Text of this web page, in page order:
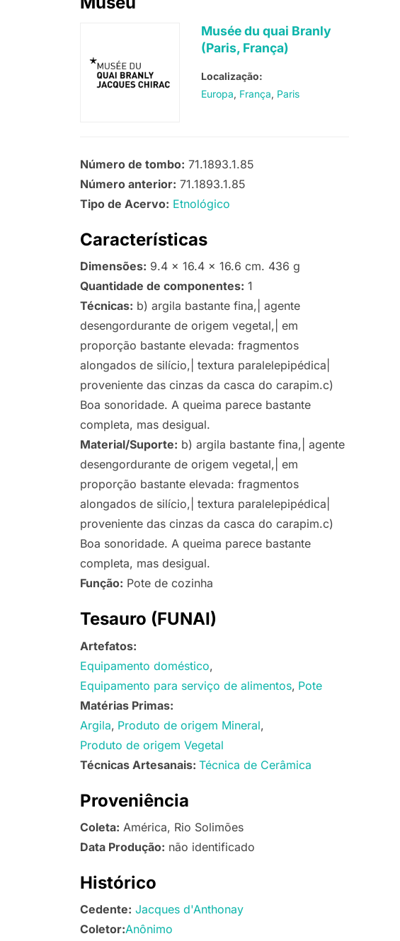
Musée du quai Branly
(Paris, França)
Localização:
Europa França Paris
Número de tombo: 71.1893.1.85
Número anterior: 71.1893.1.85
Tipo de Acervo: Etnológico
Características
Dimensões: 9.4 x 16.4 x 16.6 cm. 436 g
Quantidade de componentes: 1
Técnicas: b) argila bastante fina,| agente
desengordurante de origem vegetal,| em
proporção bastante elevada: fragmentos
alongados de silício,| textura paralelepipédica|
proveniente das cinzas da casca do carapim.c)
Boa sonoridade. A queima parece bastante
completa, mas desigual.
Material/Suporte: b) argila bastante fina,| agente
desengordurante de origem vegetal,| em
proporção bastante elevada: fragmentos
alongados de silício,| textura paralelepipédica|
proveniente das cinzas da casca do carapim.c)
Boa sonoridade. A queima parece bastante
completa, mas desigual.
Função: Pote de cozinha
Tesauro (FUNAI)
Artefatos:
Equipamento doméstico
Equipamento para serviço de alimentos Pote
Matérias Primas:
Argila Produto de origem Mineral
Produto de origem Vegetal
Técnicas Artesanais: Técnica de Cerâmica
Proveniência
Coleta: América, Rio Solimões
Data Produção: não identificado
Histórico
Cedente: Jacques d'Anthonay
Coletor:Anônimo